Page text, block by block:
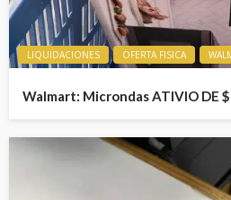
LIQUIDACIONES OFERTA FISICA
Walmart: Microndas ATIVIO DE